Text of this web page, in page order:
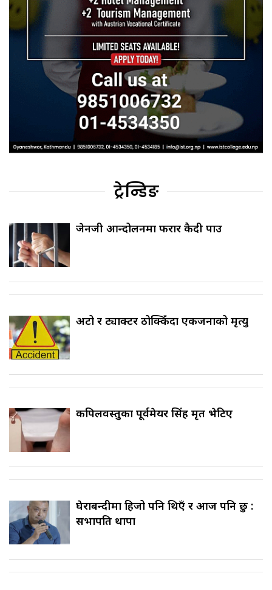
ट्रेन्डिङ
जेनजी आन्दोलनमा फरार कैदी पक्राउ
अटो र ट्याक्टर ठोक्किँदा एकजनाको मृत्यु
कपिलवस्तुका पूर्वमेयर सिंह मृत भेटिए
घेराबन्दीमा हिजो पनि थिएँ र आज पनि छु :
सभापति थापा